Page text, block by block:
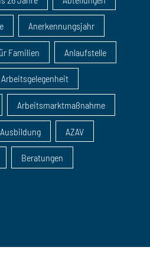
Anerkennungsjahr
Familien Anlaufstelle
Arbeitsgelegenheit
Arbeitsmarktmaßnahme
Ausbildung AZAV
Beratungen